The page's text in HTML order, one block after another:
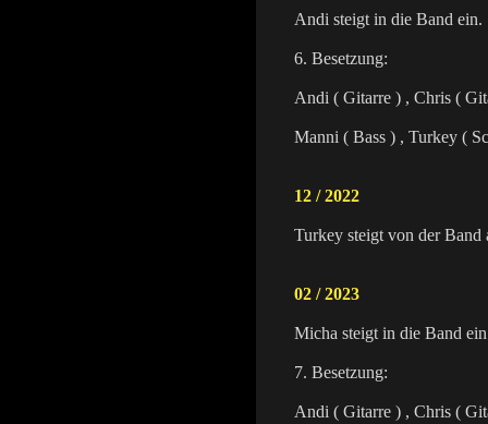
Andi steigt in die Band ein.
6. Besetzung:
Andi ( Gitarre ) , Chris (
Manni ( Bass ) , Turkey (
12 / 2022
Turkey steigt von der Band
02 / 2023
Micha steigt in die Band
7. Besetzung:
Andi ( Gitarre ) , Chris (